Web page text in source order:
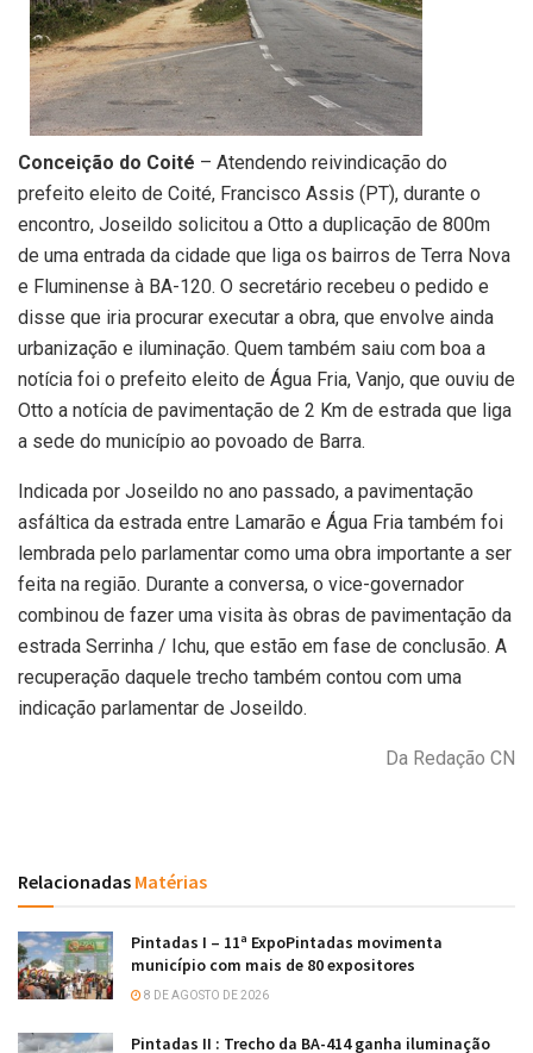
Conceição do Coité – Atendendo reivindicação do
prefeito eleito de Coité, Francisco Assis (PT), durante o
encontro, Joseildo solicitou a Otto a duplicação de 800m
de uma entrada da cidade que liga os bairros de Terra Nova
e Fluminense à BA-120. O secretário recebeu o pedido e
disse que iria procurar executar a obra, que envolve ainda
urbanização e iluminação. Quem também saiu com boa a
notícia foi o prefeito eleito de Água Fria, Vanjo, que ouviu de
Otto a notícia de pavimentação de 2 Km de estrada que liga
a sede do município ao povoado de Barra.
Indicada por Joseildo no ano passado, a pavimentação
asfáltica da estrada entre Lamarão e Água Fria também foi
lembrada pelo parlamentar como uma obra importante a ser
feita na região. Durante a conversa, o vice-governador
combinou de fazer uma visita às obras de pavimentação da
estrada Serrinha / Ichu, que estão em fase de conclusão. A
recuperação daquele trecho também contou com uma
indicação parlamentar de Joseildo.
Da Redação CN
Relacionadas Matérias
Pintadas I – 11ª ExpoPintadas movimenta
município com mais de 80 expositores
8 DE AGOSTO DE 2026
Pintadas II : Trecho da BA-414 ganha iluminação